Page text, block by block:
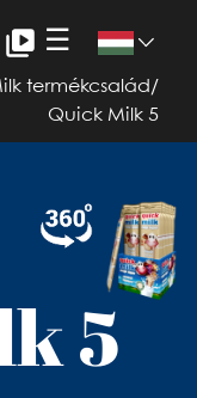
☰
termékcsalád/
Quick Milk 5
5